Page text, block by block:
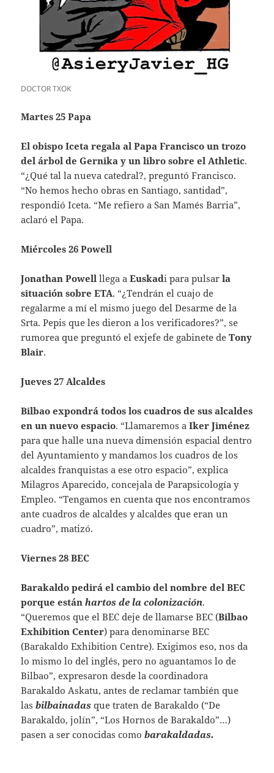
DOCTOR TXOK
Martes 25 Papa
El obispo Iceta regala al Papa Francisco un trozo
del árbol de Gernika y un libro sobre el Athletic.
“¿Qué tal la nueva catedral?, preguntó Francisco.
“No hemos hecho obras en Santiago, santidad”,
respondió Iceta. “Me refiero a San Mamés Barria”,
aclaró el Papa.
Miércoles 26 Powell
Jonathan Powell llega aEuskadi para pulsarla
situación sobre ETA. “¿Tendrán el cuajo de
regalarme a mí el mismo juego del Desarme de la
Srta. Pepis que les dieron a los verificadores?”, se
rumorea que preguntó el exjefe de gabinete deTony
Blair.
Jueves 27 Alcaldes
Bilbao expondrá todos los cuadros de sus alcaldes
en un nuevo espacio. “Llamaremos aIker Jiménez
para que halle una nueva dimensión espacial dentro
del Ayuntamiento y mandamos los cuadros de los
alcaldes franquistas a ese otro espacio”, explica
Milagros Aparecido, concejala de Parapsicología y
Empleo. “Tengamos en cuenta que nos encontramos
ante cuadros de alcaldes y alcaldes que eran un
cuadro”, matizó.
Viernes 28 BEC
Barakaldo pedirá el cambio del nombre del BEC
porque estánhartos de la colonización.
“Queremos que el BEC deje de llamarse BEC (Bilbao
Exhibition Center) para denominarse BEC
(Barakaldo Exhibition Centre). Exigimos eso, nos da
lo mismo lo del inglés, pero no aguantamos lo de
Bilbao”, expresaron desde la coordinadora
Barakaldo Askatu, antes de reclamar también que
lasbilbainadas que traten de Barakaldo (“De
Barakaldo, jolín”, “Los Hornos de Barakaldo”…)
pasen a ser conocidas comobarakaldadas.